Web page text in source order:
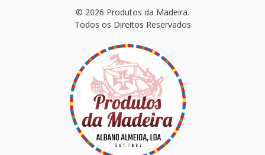
© 2026 Produtos da Madeira.
Todos os Direitos Reservados